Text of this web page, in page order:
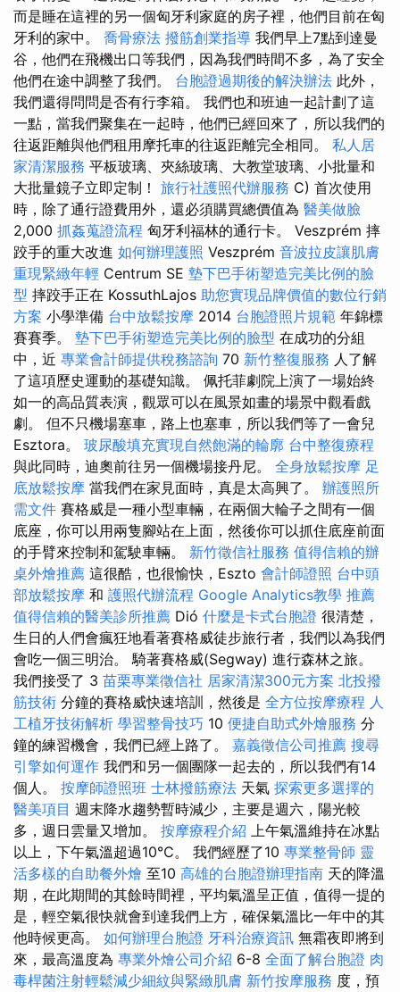
而是睡在這裡的另一個匈牙利家庭的房子裡，他們目前在匈
牙利的家中。 喬骨療法 撥筋創業指導 我們早上7點到達曼
谷，他們在飛機出口等我們，因為我們時間不多，為了安全
他們在途中調整了我們。 台胞證過期後的解決辦法 此外，
我們還得問問是否有行李箱。 我們也和班迪一起計劃了這
一點，當我們聚集在一起時，他們已經回來了，所以我們的
往返距離與他們租用摩托車的往返距離完全相同。 私人居
家清潔服務 平板玻璃、夾絲玻璃、大教堂玻璃、小批量和
大批量鏡子立即定制！ 旅行社護照代辦服務 C) 首次使用
時，除了通行證費用外，還必須購買總價值為 醫美做臉
2,000 抓姦蒐證流程 匈牙利福林的通行卡。 Veszprém 摔
跤手的重大改進 如何辦理護照 Veszprém 音波拉皮讓肌膚
重現緊緻年輕 Centrum SE 墊下巴手術塑造完美比例的臉
型 摔跤手正在 KossuthLajos 助您實現品牌價值的數位行銷
方案 小學準備 台中放鬆按摩 2014 台胞證照片規範 年錦標
賽賽季。 墊下巴手術塑造完美比例的臉型 在成功的分組
中，近 專業會計師提供稅務諮詢 70 新竹整復服務 人了解
了這項歷史運動的基礎知識。 佩托菲劇院上演了一場始終
如一的高品質表演，觀眾可以在風景如畫的場景中觀看戲
劇。 但不只機場塞車，路上也塞車，所以我們等了一會兒
Esztora。 玻尿酸填充實現自然飽滿的輪廓 台中整復療程
與此同時，迪奧前往另一個機場接丹尼。 全身放鬆按摩 足
底放鬆按摩 當我們在家見面時，真是太高興了。 辦護照所
需文件 賽格威是一種小型車輛，在兩個大輪子之間有一個
底座，你可以用兩隻腳站在上面，然後你可以抓住底座前面
的手臂來控制和駕駛車輛。 新竹徵信社服務 值得信賴的辦
桌外燴推薦 這很酷，也很愉快，Eszto 會計師證照 台中頭
部放鬆按摩 和 護照代辦流程 Google Analytics教學 推薦
值得信賴的醫美診所推薦 Dió 什麼是卡式台胞證 很清楚，
生日的人們會瘋狂地看著賽格威徒步旅行者，我們以為我們
會吃一個三明治。 騎著賽格威(Segway) 進行森林之旅。
我們接受了 3 苗栗專業徵信社 居家清潔300元方案 北投撥
筋技術 分鐘的賽格威快速培訓，然後是 全方位按摩療程 人
工植牙技術解析 學習整骨技巧 10 便捷自助式外燴服務 分
鐘的練習機會，我們已經上路了。 嘉義徵信公司推薦 搜尋
引擎如何運作 我們和另一個團隊一起去的，所以我們有14
個人。 按摩師證照班 士林撥筋療法 天氣 探索更多選擇的
醫美項目 週末降水趨勢暫時減少，主要是週六，陽光較
多，週日雲量又增加。 按摩療程介紹 上午氣溫維持在冰點
以上，下午氣溫超過10℃。 我們經歷了10 專業整骨師 靈
活多樣的自助餐外燴 至10 高雄的台胞證辦理指南 天的降溫
期，在此期間的其餘時間裡，平均氣溫呈正值，值得一提的
是，輕空氣很快就會到達我們上方，確保氣溫比一年中的其
他時候更高。 如何辦理台胞證 牙科治療資訊 無霜夜即將到
來，最高溫度為 專業外燴公司介紹 6-8 全面了解台胞證 肉
毒桿菌注射輕鬆減少細紋與緊緻肌膚 新竹按摩服務 度，預